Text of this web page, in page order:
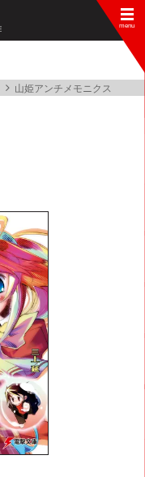
山姫アンチメモニクス